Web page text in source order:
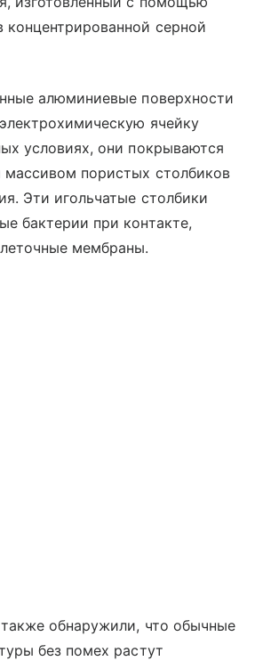
концентрированной серной
алюминиевые поверхности
ячейку
условиях, они покрываются
пористых столбиков
Эти игольчатые столбики
бактерии при контакте,
мембраны.
обнаружили, что обычные
без помех растут